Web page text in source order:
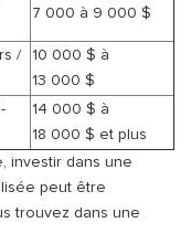
7 000 à 9 000 $
/
10 000 $ à
13 000 $
14 000 $ à
18 000 $ et plus
investir dans une
peut être
trouvez dans une